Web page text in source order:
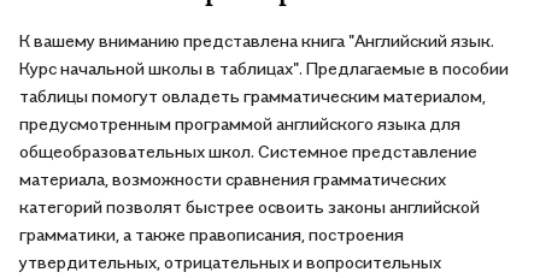
К вашему вниманию представлена книга "Английский язык.
Курс начальной школы в таблицах". Предлагаемые в пособии
таблицы помогут овладеть грамматическим материалом,
предусмотренным программой английского языка для
общеобразовательных школ. Системное представление
материала, возможности сравнения грамматических
категорий позволят быстрее освоить законы английской
грамматики, а также правописания, построения
утвердительных, отрицательных и вопросительных